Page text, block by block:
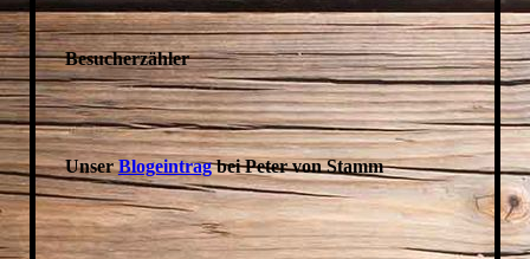
Besucherzähler
UnserBlogeintragbei Peter von Stamm